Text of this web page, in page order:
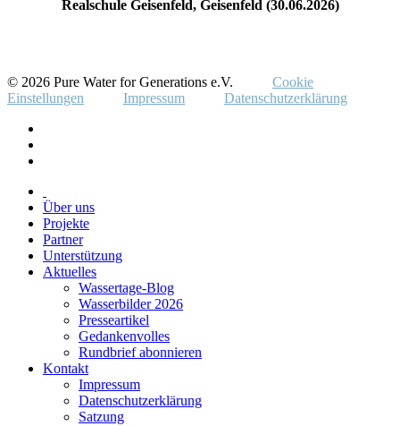
Realschule Geisenfeld, Geisenfeld (30.06.2026)
© 2026 Pure Water for Generations e.V.
Cookie
Einstellungen
Impressum Datenschutzerklärung
Über uns
Projekte
Partner
Unterstützung
Aktuelles
Wassertage-Blog
Wasserbilder 2026
Presseartikel
Gedankenvolles
Rundbrief abonnieren
Kontakt
Impressum
Datenschutzerklärung
Satzung